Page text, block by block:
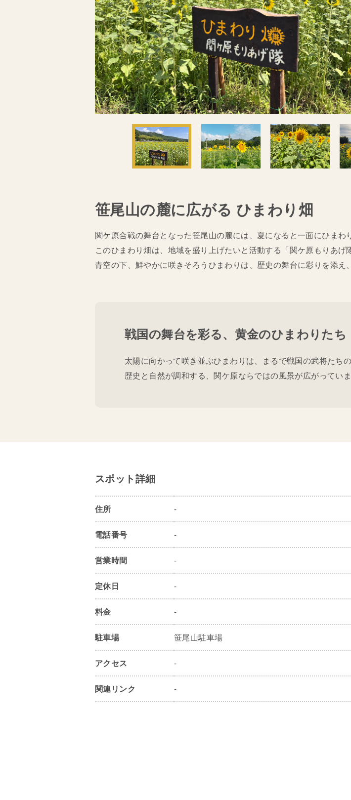
笹尾山の麓に広がる ひまわり畑
関ケ原合戦の舞台となった笹尾山の麓には、夏になると一面にひまわ
このひまわり畑は、地域を盛り上げたいと活動する「関ケ原もりあげ
青空の下、鮮やかに咲きそろうひまわりは、歴史の舞台に彩りを添え
戦国の舞台を彩る、黄金のひまわりたち
太陽に向かって咲き並ぶひまわりは、まるで戦国の武将たち
歴史と自然が調和する、関ケ原ならではの風景が広がっていま
スポット詳細
住所 -
電話番号 -
営業時間 -
定休日 -
料金 -
駐車場 笹尾山駐車場
アクセス -
関連リンク -